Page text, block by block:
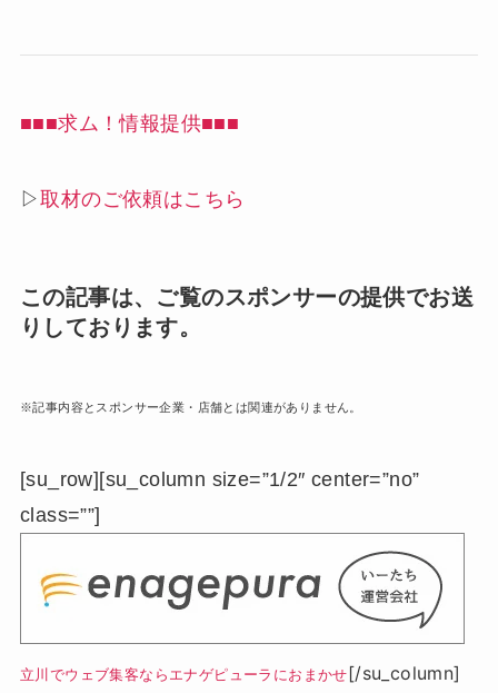
■■■求ム！情報提供■■■
▷取材のご依頼はこちら
この記事は、ご覧のスポンサーの提供でお送
りしております。
※記事内容とスポンサー企業・店舗とは関連がありません。
[su_row][su_column size=”1/2″ center=”no”
class=””]
立川でウェブ集客ならエナゲピューラにおまかせ [/su_column]